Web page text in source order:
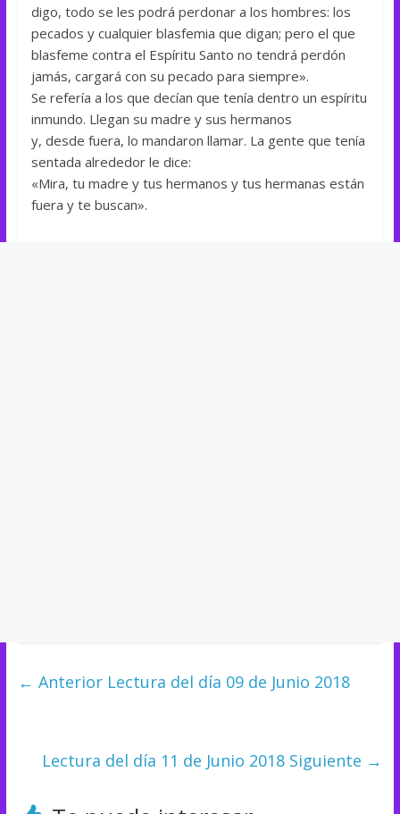
digo, todo se les podrá perdonar a los hombres: los
pecados y cualquier blasfemia que digan; pero el que
blasfeme contra el Espíritu Santo no tendrá perdón
jamás, cargará con su pecado para siempre».
Se refería a los que decían que tenía dentro un espíritu
inmundo. Llegan su madre y sus hermanos
y, desde fuera, lo mandaron llamar. La gente que tenía
sentada alrededor le dice:
«Mira, tu madre y tus hermanos y tus hermanas están
fuera y te buscan».
← AnteriorLectura del día 09 de Junio 2018
Lectura del día 11 de Junio 2018 Siguiente →